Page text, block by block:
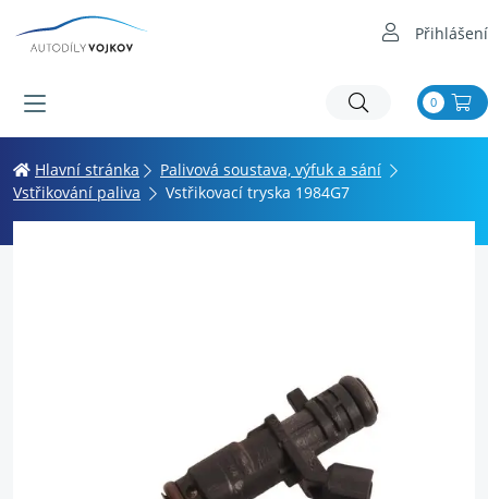
Přihlášení
0
Hlavní stránka
Palivová soustava, výfuk a sání
Vstřikování paliva
Vstřikovací tryska 1984G7